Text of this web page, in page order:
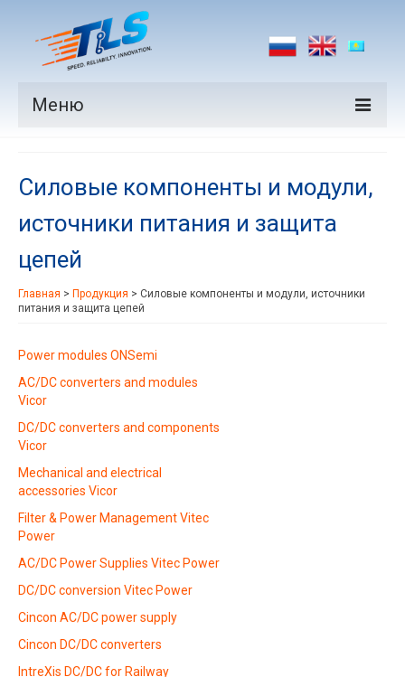
Меню
Производители
Рынки
Новости
Контакты
Силовые компоненты и модули,
источники питания и защита
цепей
Главная > Продукция > Силовые компоненты и модули, источники
питания и защита цепей
Power modules ONSemi
AC/DC converters and modules
Vicor
DC/DC converters and components
Vicor
Mechanical and electrical
accessories Vicor
Filter & Power Management Vitec
Power
AC/DC Power Supplies Vitec Power
DC/DC conversion Vitec Power
Cincon AC/DC power supply
Cincon DC/DC converters
IntreXis DC/DC for Railway